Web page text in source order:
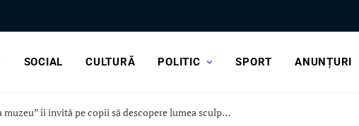
SOCIAL CULTURĂ POLITIC SPORT ANUNȚURI
Astăzi, „Vacanța la muzeu” îi invită pe copii să descopere lumea sculpturii, la Curtea Domnească